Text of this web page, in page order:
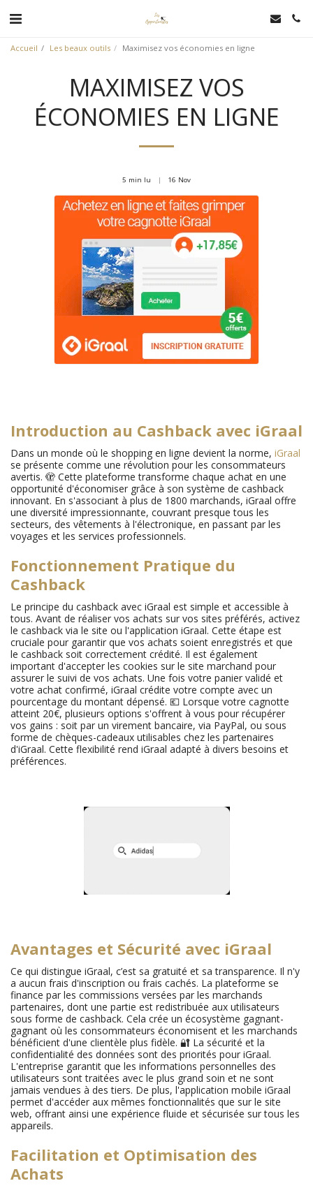
Accueil Les beaux outils Maximisez vos économies en ligne
MAXIMISEZ VOS
ÉCONOMIES EN LIGNE
5 min lu 16 Nov
Introduction au Cashback avec iGraal
Dans un monde où le shopping en ligne devient la norme, iGraal
se présente comme une révolution pour les consommateurs
avertis. 🫣 Cette plateforme transforme chaque achat en une
opportunité d'économiser grâce à son système de cashback
innovant. En s'associant à plus de 1800 marchands, iGraal offre
une diversité impressionnante, couvrant presque tous les
secteurs, des vêtements à l'électronique, en passant par les
voyages et les services professionnels.
Fonctionnement Pratique du
Cashback
Le principe du cashback avec iGraal est simple et accessible à
tous. Avant de réaliser vos achats sur vos sites préférés, activez
le cashback via le site ou l'application iGraal. Cette étape est
cruciale pour garantir que vos achats soient enregistrés et que
le cashback soit correctement crédité. Il est également
important d'accepter les cookies sur le site marchand pour
assurer le suivi de vos achats. Une fois votre panier validé et
votre achat confirmé, iGraal crédite votre compte avec un
pourcentage du montant dépensé. 💶 Lorsque votre cagnotte
atteint 20€, plusieurs options s'offrent à vous pour récupérer
vos gains : soit par un virement bancaire, via PayPal, ou sous
forme de chèques-cadeaux utilisables chez les partenaires
d'iGraal. Cette flexibilité rend iGraal adapté à divers besoins et
préférences.
Avantages et Sécurité avec iGraal
Ce qui distingue iGraal, c’est sa gratuité et sa transparence. Il n'y
a aucun frais d'inscription ou frais cachés. La plateforme se
finance par les commissions versées par les marchands
partenaires, dont une partie est redistribuée aux utilisateurs
sous forme de cashback. Cela crée un écosystème gagnant-
gagnant où les consommateurs économisent et les marchands
bénéficient d'une clientèle plus fidèle. 🔐 La sécurité et la
confidentialité des données sont des priorités pour iGraal.
L'entreprise garantit que les informations personnelles des
utilisateurs sont traitées avec le plus grand soin et ne sont
jamais vendues à des tiers. De plus, l'application mobile iGraal
permet d'accéder aux mêmes fonctionnalités que sur le site
web, offrant ainsi une expérience fluide et sécurisée sur tous les
appareils.
Facilitation et Optimisation des
Achats